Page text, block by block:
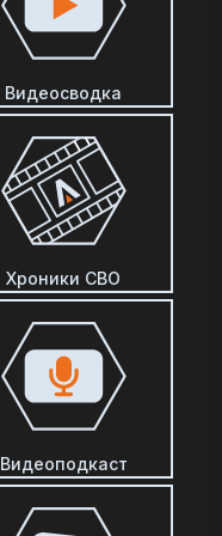
Видеосводка
Хроники СВО
Видеоподкаст